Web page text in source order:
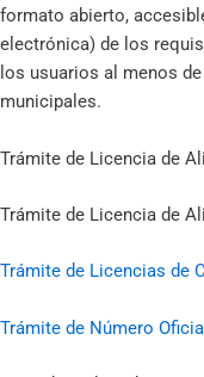
formato abierto,
electrónica) de los
los usuarios al menos
municipales.
Trámite de Licencia de
Trámite de Licencia de
Trámite de Licencias de
Trámite de Número Oficial